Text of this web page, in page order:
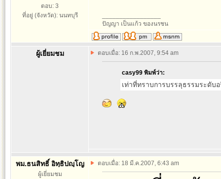
ตอบ: 3
ที่อยู่ (จังหวัด): นนทบุรี
ปัญญา เป็นแก้ว ของนรชน
ผู้เยี่ยมชม ตอบเมื่อ: 16 ก.พ.2007, 9:54 am
casy99 พิมพ์ว่า:
เท่าที่ทราบการบรรลุธรรมระดั
พม.ธนสิทธิ์ อิทฺธิปญฺโญ
ผู้เยี่ยมชม
ตอบเมื่อ: 18 มี.ค.2007, 6:43 am